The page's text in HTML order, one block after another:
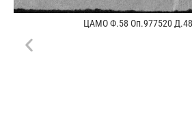
ЦАМО Ф.58 Оп.977520